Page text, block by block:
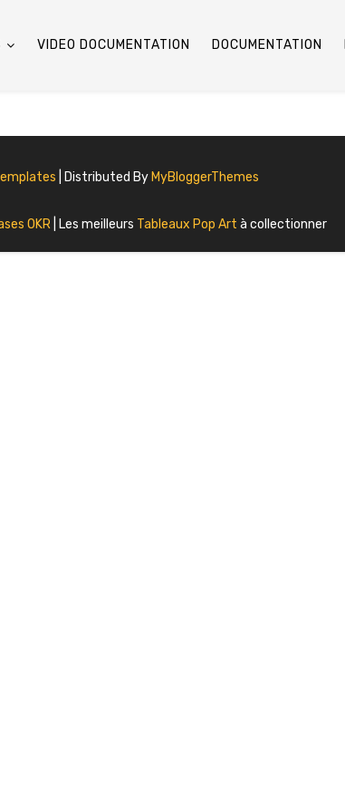
VIDEO DOCUMENTATION DOCUMENTATION
| Distributed By MyBloggerThemes
OKR | Les meilleurs Tableaux Pop Art à collectionner